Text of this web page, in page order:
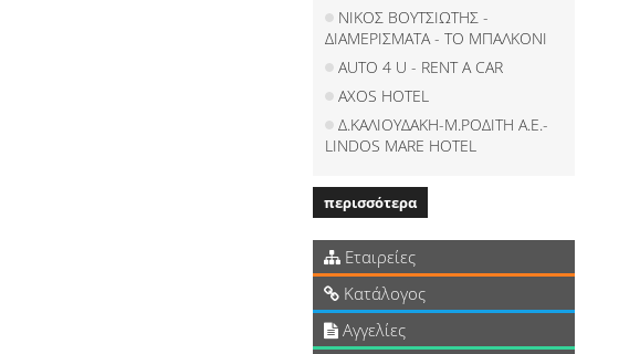
ΝΙΚΟΣ ΒΟΥΤΣΙΩΤΗΣ -
ΔΙΑΜΕΡΙΣΜΑΤΑ - ΤΟ ΜΠΑΛΚΟΝΙ
AUTO 4 U - RENT A CAR
AXOS HOTEL
Δ.ΚΑΛΙΟΥΔΑΚΗ-Μ.ΡΟΔΙΤΗ Α.Ε.-
LINDOS MARE HOTEL
περισσότερα
Εταιρείες
Κατάλογος
Αγγελίες